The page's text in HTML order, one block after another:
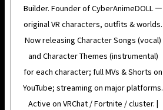
Builder. Founder of CyberAnimeDOLL —
original VR characters, outfits & worlds.
Now releasing Character Songs (vocal)
and Character Themes (instrumental)
for each character; full MVs & Shorts on
YouTube; streaming on major platforms.
Active on VRChat / Fortnite / cluster. |